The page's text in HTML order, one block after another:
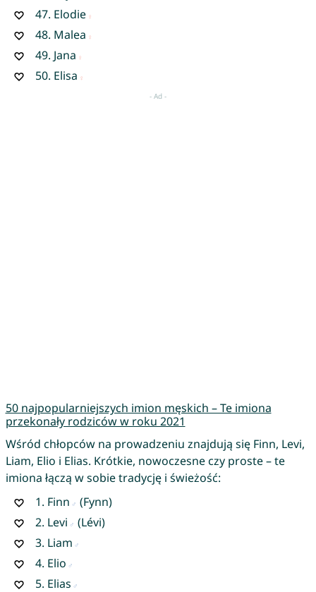
47. Elodie
48. Malea
49. Jana
50. Elisa
50 najpopularniejszych imion męskich – Te imiona
przekonały rodziców w roku 2021
Wśród chłopców na prowadzeniu znajdują się Finn, Levi,
Liam, Elio i Elias. Krótkie, nowoczesne czy proste – te
imiona łączą w sobie tradycję i świeżość:
1. Finn
(Fynn)
2. Levi
(Lévi)
3. Liam
4. Elio
5. Elias